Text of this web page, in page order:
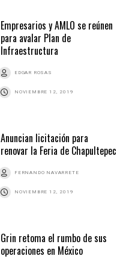
Empresarios y AMLO se reúnen
para avalar Plan de
Infraestructura
EDGAR ROSAS
NOVIEMBRE 12, 2019
Anuncian licitación para
renovar la Feria de Chapultepec
FERNANDO NAVARRETE
NOVIEMBRE 12, 2019
Grin retoma el rumbo de sus
operaciones en México